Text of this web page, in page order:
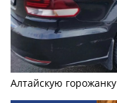
Алтайскую